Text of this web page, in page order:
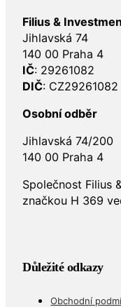
Filius &
Jihlavská 74
140 00 Praha 4
IČ: 29261082
DIČ: CZ29261082
Osobní odběr
Jihlavská 74/200
140 00 Praha 4
Společnost Filius
značkou H 369
Důležité odkazy
Obchodní